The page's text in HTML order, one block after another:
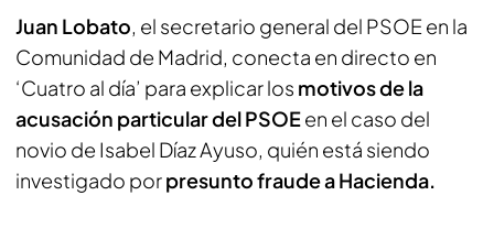
Juan Lobato, el secretario general del PSOE en la
Comunidad de Madrid, conecta en directo en
‘Cuatro al día’ para explicar los motivos de la
acusación particular del PSOEen el caso del
novio de Isabel Díaz Ayuso, quién está siendo
investigado porpresunto fraude a Hacienda.